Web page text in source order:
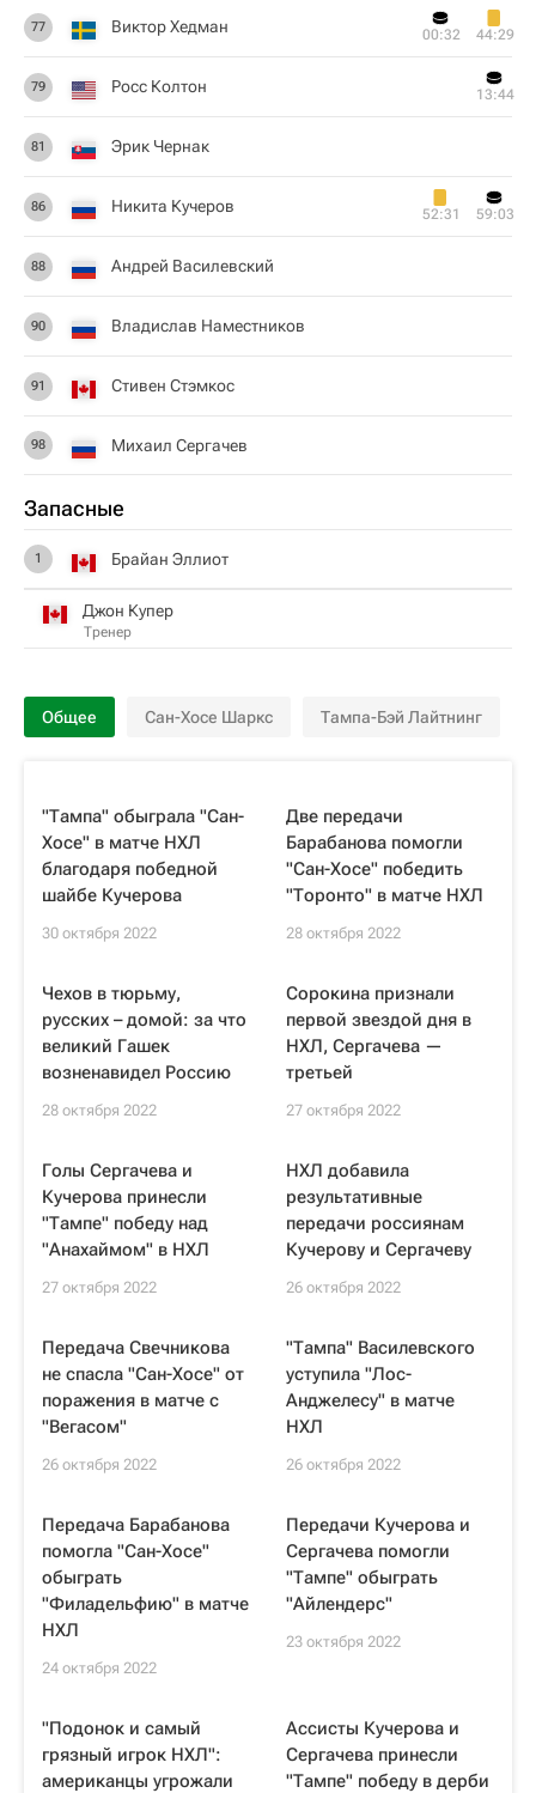
77 Виктор Хедман 00:32 44:29
79 Росс Колтон 13:44
81 Эрик Чернак
86 Никита Кучеров 52:31 59:03
88 Андрей Василевский
90 Владислав Наместников
91 Стивен Стэмкос
98 Михаил Сергачев
Запасные
1 Брайан Эллиот
Джон Купер
Тренер
Общее Сан-Хосе Шаркс Тампа-Бэй Лайтнинг
"Тампа" обыграла "Сан-
Хосе" в матче НХЛ
благодаря победной
шайбе Кучерова
30 октября 2022
Две передачи
Барабанова помогли
"Сан-Хосе" победить
"Торонто" в матче НХЛ
28 октября 2022
Чехов в тюрьму,
русских – домой: за что
великий Гашек
возненавидел Россию
28 октября 2022
Сорокина признали
первой звездой дня в
НХЛ, Сергачева —
третьей
27 октября 2022
Голы Сергачева и
Кучерова принесли
"Тампе" победу над
"Анахаймом" в НХЛ
27 октября 2022
НХЛ добавила
результативные
передачи россиянам
Кучерову и Сергачеву
26 октября 2022
Передача Свечникова
не спасла "Сан-Хосе" от
поражения в матче с
"Вегасом"
26 октября 2022
"Тампа" Василевского
уступила "Лос-
Анджелесу" в матче
НХЛ
26 октября 2022
Передача Барабанова
помогла "Сан-Хосе"
обыграть
"Филадельфию" в матче
НХЛ
24 октября 2022
Передачи Кучерова и
Сергачева помогли
"Тампе" обыграть
"Айлендерс"
23 октября 2022
"Подонок и самый
грязный игрок НХЛ":
американцы угрожали
Ассисты Кучерова и
Сергачева принесли
"Тампе" победу в дерби